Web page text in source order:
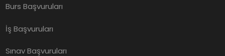
Burs Başvuruları
İş Başvuruları
Sınav Başvuruları